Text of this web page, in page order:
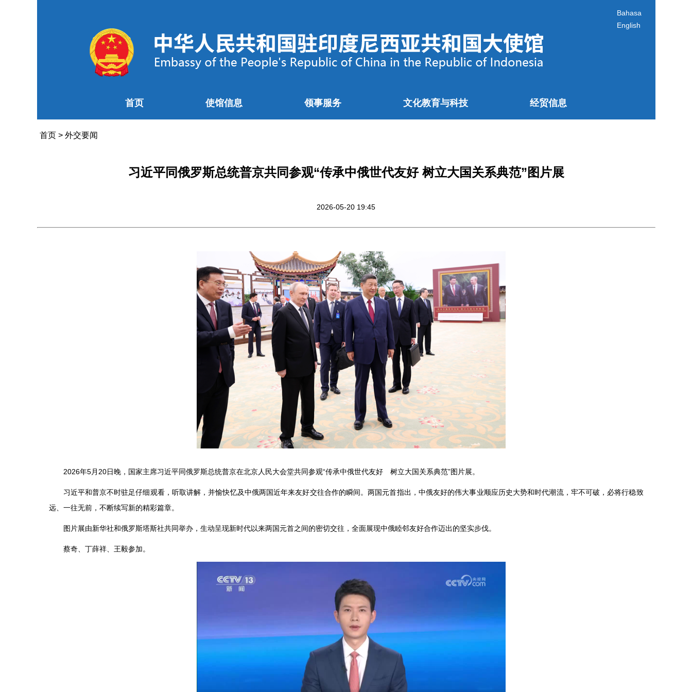
Bahasa
English
首页 使馆信息 领事服务 文化教育与科技 经贸信息
首页> 外交要闻
习近平同俄罗斯总统普京共同参观“传承中俄世代友好 树立大国关系典范”图片展
2026-05-20 19:45
2026年5月20日晚，国家主席习近平同俄罗斯总统普京在北京人民大会堂共同参观“传承中俄世代友好 树立大国关系典范”图片展。
习近平和普京不时驻足仔细观看，听取讲解，并愉快忆及中俄两国近年来友好交往合作的瞬间。两国元首指出，中俄友好的伟大事业顺应历史大势和时代潮流，牢不可破，必将行稳致
远、一往无前，不断续写新的精彩篇章。
图片展由新华社和俄罗斯塔斯社共同举办，生动呈现新时代以来两国元首之间的密切交往，全面展现中俄睦邻友好合作迈出的坚实步伐。
蔡奇、丁薛祥、王毅参加。